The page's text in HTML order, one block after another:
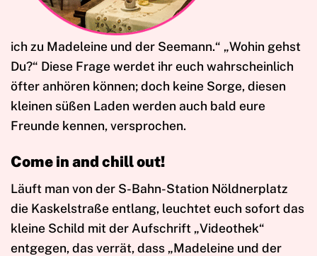
ich zu Madeleine und der Seemann.“ „Wohin gehst
Du?“ Diese Frage werdet ihr euch wahrscheinlich
öfter anhören können; doch keine Sorge, diesen
kleinen süßen Laden werden auch bald eure
Freunde kennen, versprochen.
Come in and chill out!
Läuft man von der S-Bahn-Station Nöldnerplatz
die Kaskelstraße entlang, leuchtet euch sofort das
kleine Schild mit der Aufschrift „Videothek“
entgegen, das verrät, dass „Madeleine und der